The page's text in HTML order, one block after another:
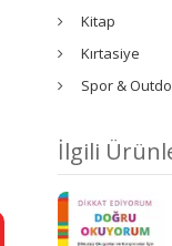
Kitap
Kırtasiye
Spor &
İlgili